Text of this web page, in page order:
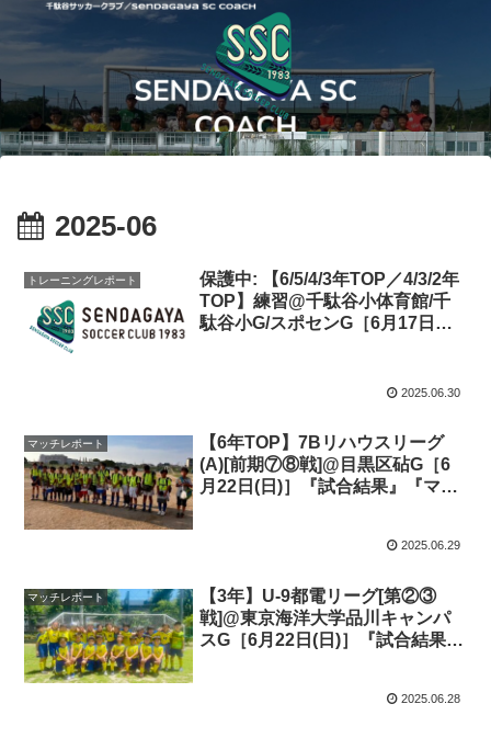
2025-06
トレーニングレポート
保護中: 【6/5/4/3年TOP／4/3/2年
TOP】練習@千駄谷小体育館/千
駄谷小G/スポセンG［6月17日
2025.06.30
マッチレポート
【6年TOP】7Bリハウスリーグ
(A)[前期⑦⑧戦]@目黒区砧G［6
月22日(日)］『試合結果』『マッ
2025.06.29
マッチレポート
【3年】U-9都電リーグ[第②③
戦]@東京海洋大学品川キャンパ
スG［6月22日(日)］『試合結果』
2025.06.28